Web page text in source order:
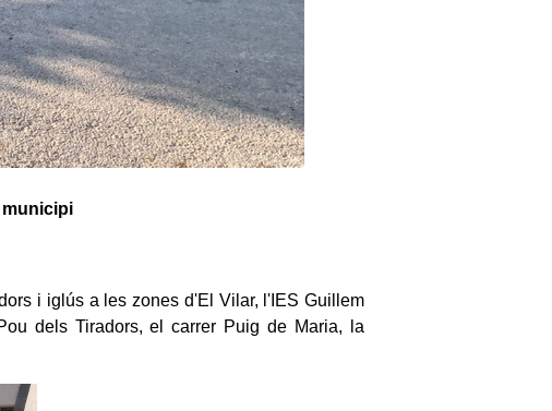
i iglús a les zones d'El Vilar, l'IES Guillem
dels Tiradors, el carrer Puig de Maria, la